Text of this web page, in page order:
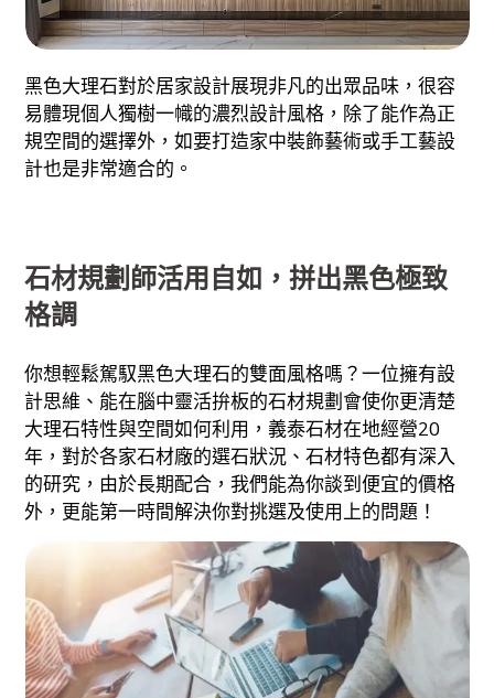
黑色大理石對於居家設計展現非凡的出眾品味，很容
易體現個人獨樹一幟的濃烈設計風格，除了能作為正
規空間的選擇外，如要打造家中裝飾藝術或手工藝設
計也是非常適合的。
石材規劃師活用自如，拼出黑色極致
格調
你想輕鬆駕馭黑色大理石的雙面風格嗎？一位擁有設
計思維、能在腦中靈活拚板的石材規劃會使你更清楚
大理石特性與空間如何利用，義泰石材在地經營20
年，對於各家石材廠的選石狀況、石材特色都有深入
的研究，由於長期配合，我們能為你談到便宜的價格
外，更能第一時間解決你對挑選及使用上的問題！